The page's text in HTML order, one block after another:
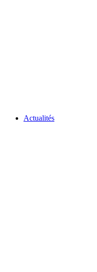
Actualités